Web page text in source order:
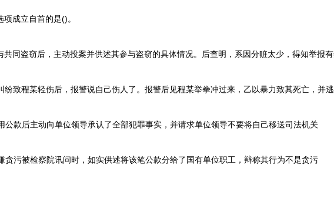
成立自首的是()。
同盗窃后，主动投案并供述其参与盗窃的具体情况。后查明，系因分赃太少，得知举报
致程某轻伤后，报警说自己伤人了。报警后见程某举拳冲过来，乙以暴力致其死亡，并
款后主动向单位领导承认了全部犯罪事实，并请求单位领导不要将自己移送司法机关
污被检察院讯问时，如实供述将该笔公款分给了国有单位职工，辩称其行为不是贪污